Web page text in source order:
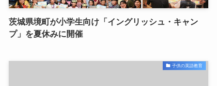
茨城県境町が小学生向け「イングリッシュ・キャン
プ」を夏休みに開催
子供の英語教育